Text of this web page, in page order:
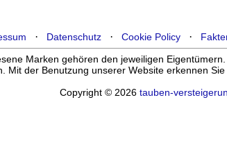
· Datenschutz· Cookie Policy·
Marken gehören den jeweiligen
Mit der Benutzung unserer Website erkennen
Copyright © 2026 tauben-